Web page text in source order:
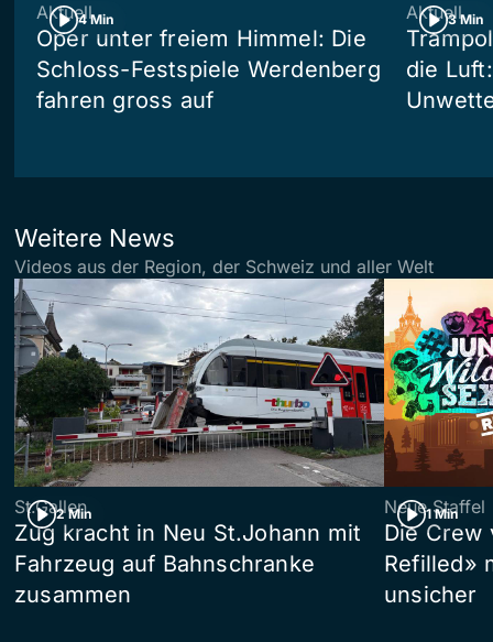
4 Min
Aktuell
Oper unter freiem Himmel: Die
Schloss-Festspiele Werdenberg
fahren gross auf
3 Min
Aktuell
die
Weitere News
Videos aus der Region, der Schweiz und aller Welt
2 Min
St.Gallen
Zug kracht in Neu St.Johann mit
Fahrzeug auf Bahnschranke
zusammen
1 Min
Neue Staffel
Die Crew
Refilled»
unsicher